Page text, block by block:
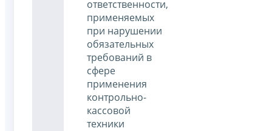
ответственности,
применяемых
при нарушении
обязательных
требований в
сфере
применения
контрольно-
кассовой
техники